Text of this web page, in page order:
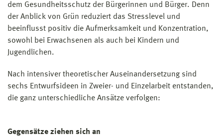
dem Gesundheitsschutz der Bürgerinnen und Bürger. Denn
der Anblick von Grün reduziert das Stresslevel und
beeinflusst positiv die Aufmerksamkeit und Konzentration,
sowohl bei Erwachsenen als auch bei Kindern und
Jugendlichen.
Nach intensiver theoretischer Auseinandersetzung sind
sechs Entwurfsideen in Zweier- und Einzelarbeit entstanden,
die ganz unterschiedliche Ansätze verfolgen:
Gegensätze ziehen sich an